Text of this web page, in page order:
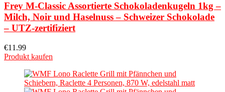
Frey M-Classic Assortierte Schokoladenkugeln 1kg –
Milch, Noir und Haselnuss – Schweizer Schokolade
– UTZ-zertifiziert
€11.99
Produkt kaufen